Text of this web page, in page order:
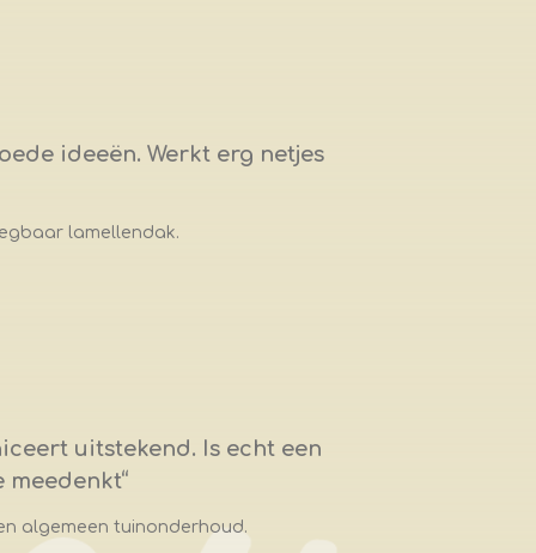
ideeën. Werkt erg netjes
lamellendak.
uitstekend. Is echt een
meedenkt“
algemeen tuinonderhoud.